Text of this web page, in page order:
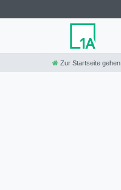
Zur Startseite gehen